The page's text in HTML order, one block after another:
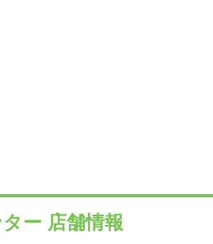
ー 店舗情報